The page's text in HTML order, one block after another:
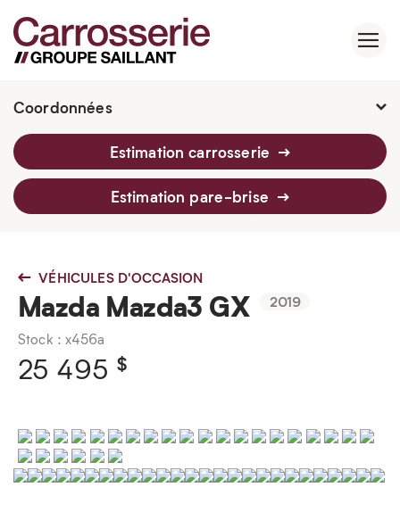
Coordonnées
2760 Av. Watt, Québec, G1P 3T6
418 659-6430
Estimation carrosserie
Estimation pare-brise
VÉHICULES D'OCCASION
Mazda Mazda3 GX 2019
Stock : x456a
25 495 $